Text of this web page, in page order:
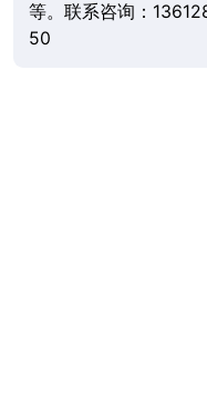
等。联系咨询：
50